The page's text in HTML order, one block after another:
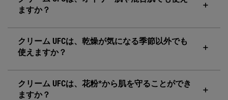
ますか？
クリーム UFCは、乾燥が気になる季節以外でも
使えますか？
クリーム UFCは、花粉*から肌を守ることができ
ますか？